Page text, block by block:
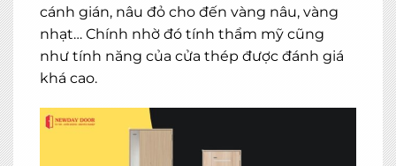
cánh gián, nâu đỏ cho đến vàng nâu, vàng
nhạt… Chính nhờ đó tính thẩm mỹ cũng
như tính năng của cửa thép được đánh giá
khá cao.